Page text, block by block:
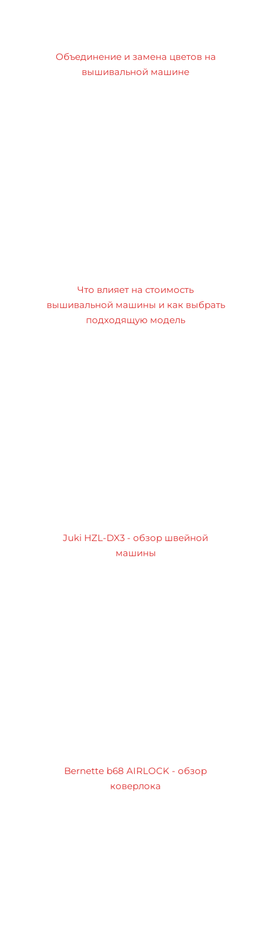
Объединение и замена цветов на
вышивальной машине
Что влияет на стоимость
вышивальной машины и как выбрать
подходящую модель
Juki HZL-DX3 - обзор швейной
машины
Bernette b68 AIRLOCK - обзор
коверлока